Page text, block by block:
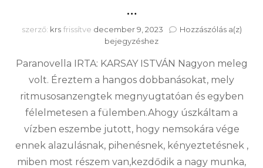
…
szerző: krs frissítve december 9, 2023 Hozzászólás a(z)
bejegyzéshez
Paranovella IRTA: KARSAY ISTVÁN Nagyon meleg
volt. Éreztem a hangos dobbanásokat, mely
ritmusosanzengtek megnyugtatóan és egyben
félelmetesen a fülemben.Ahogy úszkáltam a
vízben eszembe jutott, hogy nemsokára vége
ennek alazulásnak, pihenésnek, kényeztetésnek ,
miben most részem van,kezdődik a nagy munka,